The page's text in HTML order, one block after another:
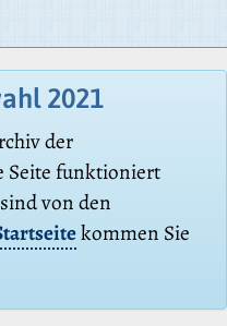
2021
der
Seite funktioniert
von den
kommen Sie